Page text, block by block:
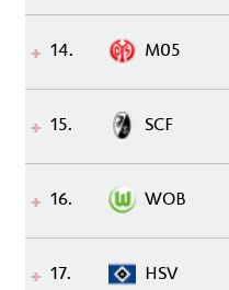
14. M05
15. SCF
16. WOB
17. HSV